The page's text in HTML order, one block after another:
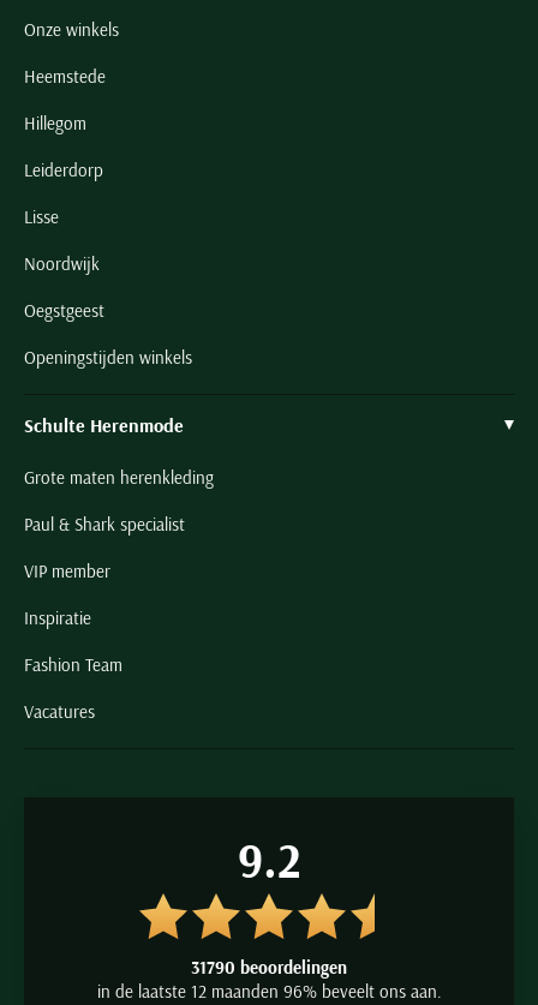
Onze winkels
Heemstede
Hillegom
Leiderdorp
Lisse
Noordwijk
Oegstgeest
Openingstijden winkels
Schulte Herenmode
Grote maten herenkleding
Paul & Shark specialist
VIP member
Inspiratie
Fashion Team
Vacatures
9.2
31790 beoordelingen
in de laatste 12 maanden 96% beveelt ons aan.